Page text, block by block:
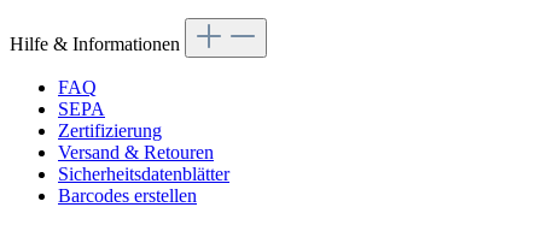
Hilfe & Informationen
FAQ
SEPA
Zertifizierung
Versand & Retouren
Sicherheitsdatenblätter
Barcodes erstellen